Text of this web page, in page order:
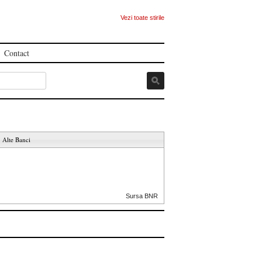
Vezi toate stirile
Contact
Alte Banci
Sursa BNR